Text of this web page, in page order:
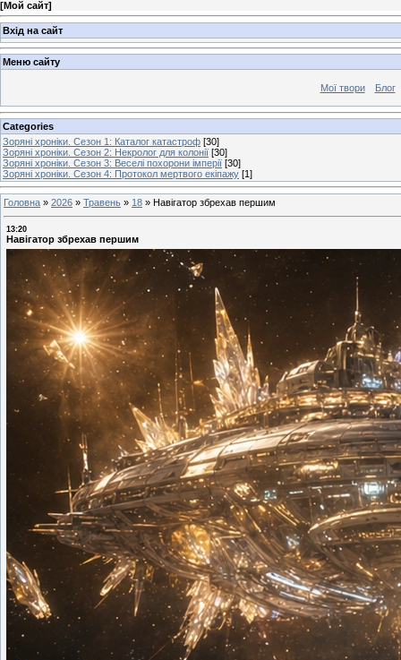
[Мой сайт]
Вхід на сайт
Меню сайту
Мої твори Блог
Categories
Зоряні хроніки. Сезон 1: Каталог катастроф [30]
Зоряні хроніки. Сезон 2: Некролог для колонії [30]
Зоряні хроніки. Сезон 3: Веселі похорони імперії [30]
Зоряні хроніки. Сезон 4: Протокол мертвого екіпажу [1]
Головна » 2026 » Травень » 18 » Навігатор збрехав першим
13:20
Навігатор збрехав першим